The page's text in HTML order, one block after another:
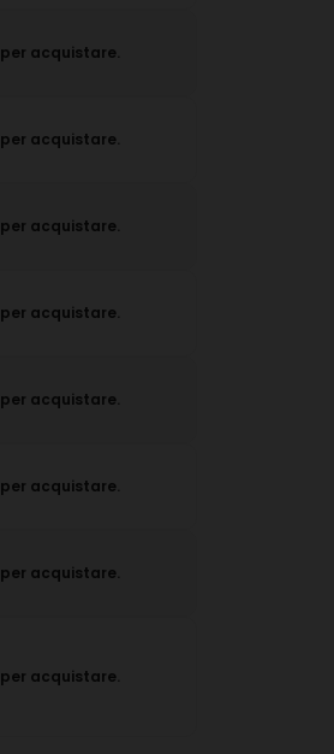
per acquistare.
per acquistare.
per acquistare.
per acquistare.
per acquistare.
per acquistare.
per acquistare.
per acquistare.